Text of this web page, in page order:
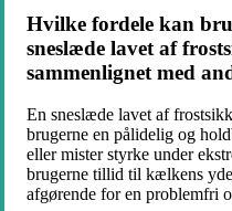
Hvilke fordele kan
sneslæde lavet af
sammenlignet med
En sneslæde lavet af
brugerne en pålidelig og
eller mister styrke under
brugerne tillid til kælkens
afgørende for en problemfri